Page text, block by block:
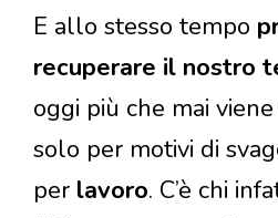
E allo stesso tempo
recuperare il nostro
oggi più che mai
solo per motivi di
per lavoro. C’è chi